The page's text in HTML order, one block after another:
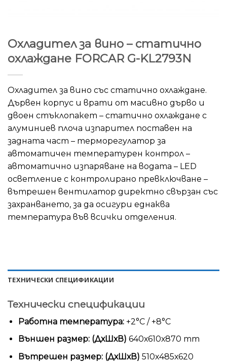
Охладител за вино – статично
охлаждане FORCAR G-KL2793N
Охладител за вино със статично охлаждане.
Дървен корпус и врати от масивно дърво и
двоен стъклопакет – статично охлаждане с
алуминиев плоча изпарител поставен на
задната част – терморегулатор за
автоматичен температурен контрол –
автоматично изпаряване на водата – LED
осветление с контролирано превключване –
вътрешен вентилатор директно свързан със
захранването, за да осигури еднаква
температура във всички отделения.
ТЕХНИЧЕСКИ СПЕЦИФИКАЦИИ
Технически спецификации
Работна температура:+2°С / +8°С
Външен размер: (ДхШхВ) 640х610х870 mm
Вътрешен размер: (ДхШхВ) 510х485х620